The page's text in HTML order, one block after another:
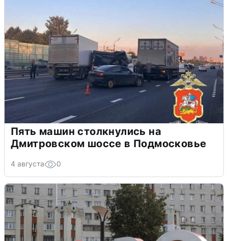
Пять машин столкнулись на
Дмитровском шоссе в Подмосковье
4 августа 0